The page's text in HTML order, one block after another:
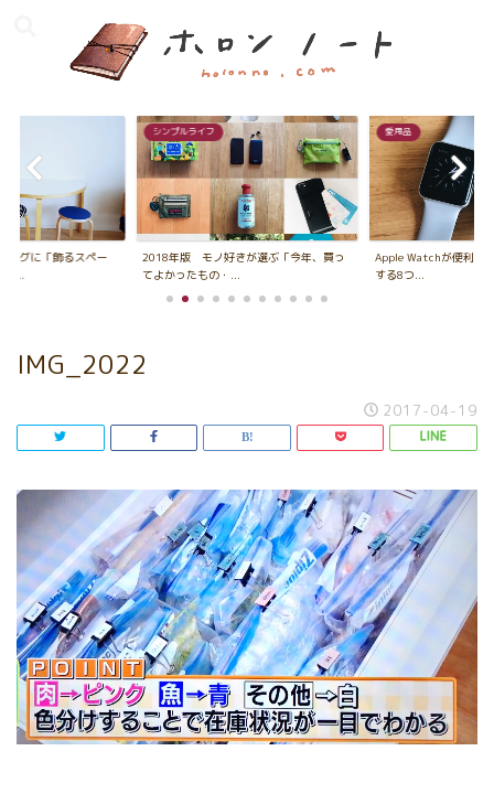
ングに「飾るスペー
シンプルライフ
2018年版 モノ好きが選ぶ「今年、買っ
てよかったもの・...
愛用品
Apple Watchが便利す
する8つ...
IMG_2022
2017-04-19